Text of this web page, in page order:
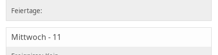
Mittwoch - 11